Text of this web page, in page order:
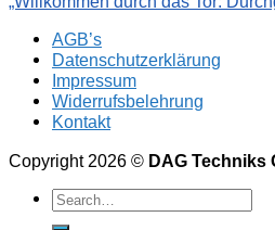
AGB’s
Datenschutzerklärung
Impressum
Widerrufsbelehrung
Kontakt
Copyright 2026 © DAG Techniks